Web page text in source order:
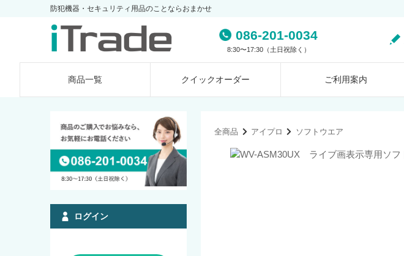
防犯機器・セキュリティ用品のことならおまかせ
086-201-0034
8:30〜17:30（土日祝除く）
商品一覧 クイックオーダー ご利用案内
全商品 アイプロ ソフトウエア
ログイン